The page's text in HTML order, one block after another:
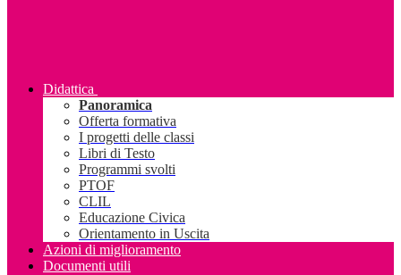
Didattica
Panoramica
Offerta formativa
I progetti delle classi
Libri di Testo
Programmi svolti
PTOF
CLIL
Educazione Civica
Orientamento in Uscita
Azioni di miglioramento
Documenti utili